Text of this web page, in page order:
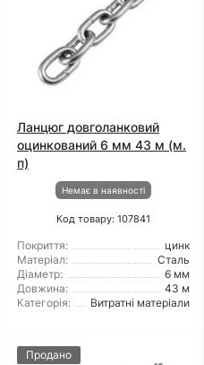
Ланцюг довголанковий
оцинкований 6 мм 43 м (м.
п)
Немає в наявності
Код товару: 107841
Покриття:
цинк
Матеріал:
Сталь
Діаметр:
6 мм
Довжина:
43 м
Категорія:
Витратні матеріали
Продано